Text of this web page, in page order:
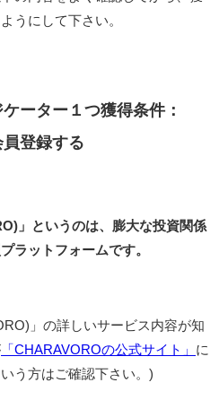
うにして下さい。
ーター１つ獲得条件：
登録する
」というのは、膨大な投資関係
ラットフォームです。
」の詳しいサービス内容が知
「CHARAVOROの公式サイト」 に
う方はご確認下さい。)